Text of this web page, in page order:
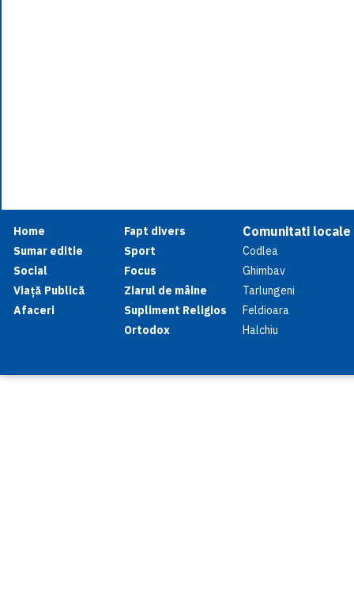
Home
Sumar editie
Social
Viață Publică
Afaceri
Fapt divers
Sport
Focus
Ziarul de mâine
Supliment Religios
Ortodox
Comunitati locale
Codlea
Ghimbav
Tarlungeni
Feldioara
Halchiu